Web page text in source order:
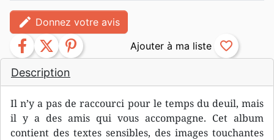
Description
Il n’y a pas de raccourci pour le temps du deuil, mais
il y a des amis qui vous accompagne. Cet album
contient des textes sensibles, des images touchantes
edit Donnez votre avis
facebook twitter pinterest favorite_border